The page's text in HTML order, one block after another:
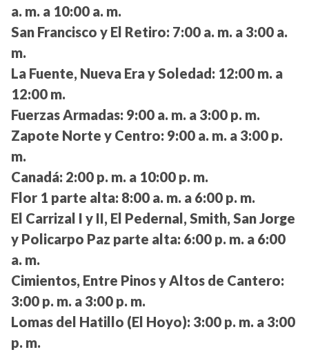
a. m. a 10:00 a. m.
San Francisco y El Retiro: 7:00 a. m. a 3:00 a.
m.
La Fuente, Nueva Era y Soledad: 12:00 m. a
12:00 m.
Fuerzas Armadas: 9:00 a. m. a 3:00 p. m.
Zapote Norte y Centro: 9:00 a. m. a 3:00 p.
m.
Canadá: 2:00 p. m. a 10:00 p. m.
Flor 1 parte alta: 8:00 a. m. a 6:00 p. m.
El Carrizal I y II, El Pedernal, Smith, San Jorge
y Policarpo Paz parte alta: 6:00 p. m. a 6:00
a. m.
Cimientos, Entre Pinos y Altos de Cantero:
3:00 p. m. a 3:00 p. m.
Lomas del Hatillo (El Hoyo): 3:00 p. m. a 3:00
p. m.